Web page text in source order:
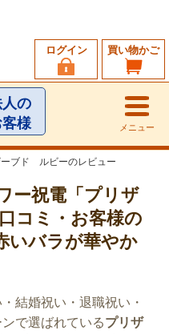
買い物かご
ログイン
の
客様
メニュー
ーブド ルビーのレビュー
ー祝電「プリザ
コミ・お客様の
いバラが華やか
結婚祝い・退職祝い・
で選ばれているプリザ